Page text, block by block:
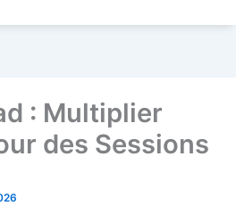
: Multiplier
des Sessions